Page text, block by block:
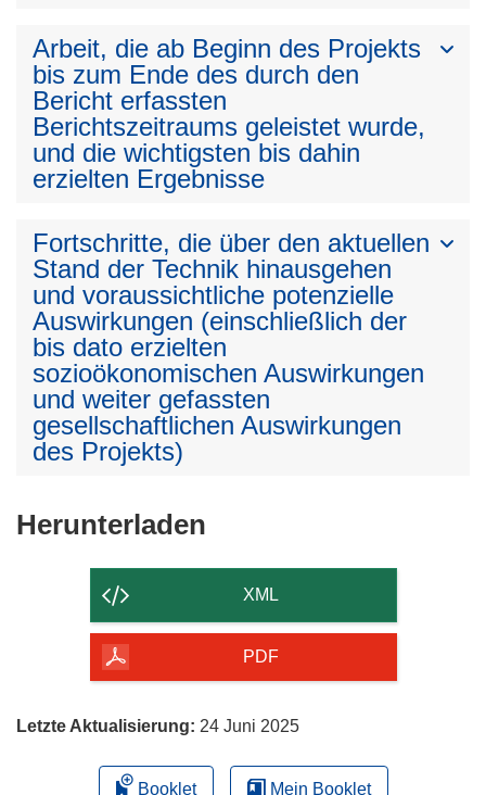
Arbeit, die ab Beginn des Projekts
bis zum Ende des durch den
Bericht erfassten
Berichtszeitraums geleistet wurde,
und die wichtigsten bis dahin
erzielten Ergebnisse
Fortschritte, die über den aktuellen
Stand der Technik hinausgehen
und voraussichtliche potenzielle
Auswirkungen (einschließlich der
bis dato erzielten
sozioökonomischen Auswirkungen
und weiter gefassten
gesellschaftlichen Auswirkungen
des Projekts)
Herunterladen
der
Seite
herunterladen
XML
PDF
Letzte Aktualisierung: 24 Juni 2025
Booklet Mein Booklet